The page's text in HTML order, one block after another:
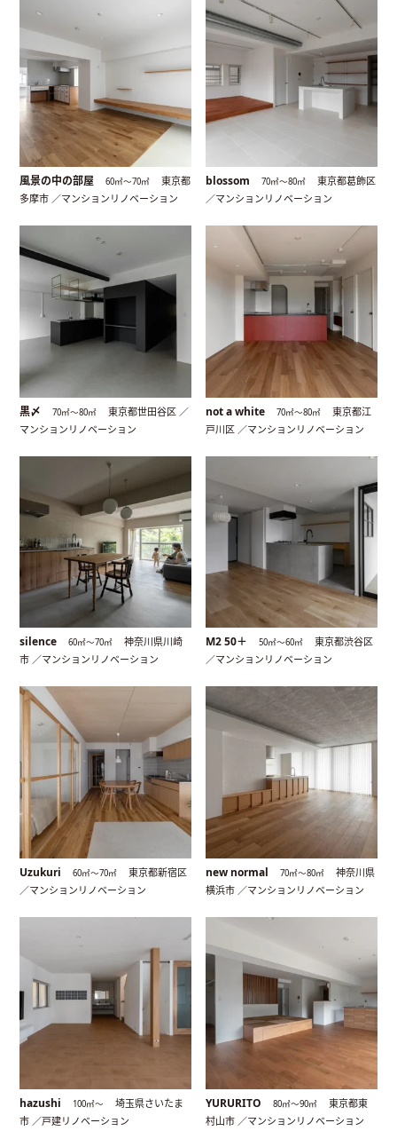
風景の中の部屋 60㎡〜70㎡
東京都
多摩市 ／マンションリノベーション
blossom 70㎡〜80㎡
東京都葛飾区
／マンションリノベーション
黒〆 70㎡〜80㎡
東京都世田谷区 ／
マンションリノベーション
not a white 70㎡〜80㎡
東京都江
戸川区 ／マンションリノベーション
silence 60㎡〜70㎡
神奈川県川崎
市 ／マンションリノベーション
M2 50＋ 50㎡〜60㎡
東京都渋谷区
／マンションリノベーション
Uzukuri 60㎡〜70㎡
東京都新宿区
／マンションリノベーション
new normal 70㎡〜80㎡
神奈川県
横浜市 ／マンションリノベーション
hazushi 100㎡〜
埼玉県さいたま
市 ／戸建リノベーション
YURURITO 80㎡〜90㎡
東京都東
村山市 ／マンションリノベーション